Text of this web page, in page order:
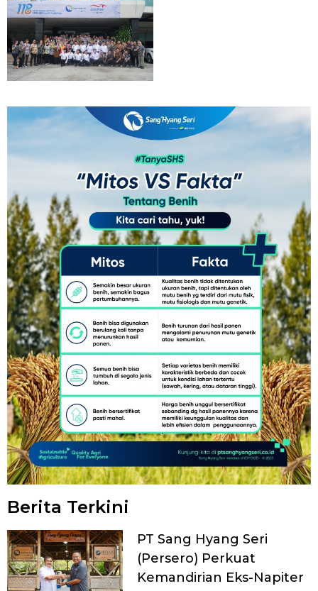
Berita Terkini
PT Sang Hyang Seri
(Persero) Perkuat
Kemandirian Eks-Napiter